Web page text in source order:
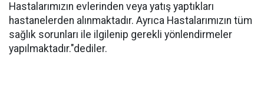
Hastalarımızın evlerinden veya yatış yaptıkları
hastanelerden alınmaktadır. Ayrıca Hastalarımızın tüm
sağlık sorunları ile ilgilenip gerekli yönlendirmeler
yapılmaktadır."dediler.